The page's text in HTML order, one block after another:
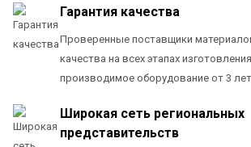
Гарантия качества
Проверенные поставщики
качества на всех этапах
производимое оборудование от 3 лет
Широкая сеть региональных
представительств